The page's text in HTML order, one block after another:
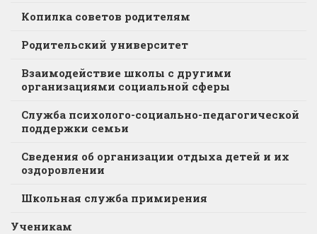
Копилка советов родителям
Родительский университет
Взаимодействие школы с другими
организациями социальной сферы
Служба психолого-социально-педагогической
поддержки семьи
Сведения об организации отдыха детей и их
оздоровлении
Школьная служба примирения
Ученикам